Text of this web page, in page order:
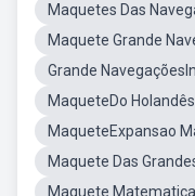
Maquetes Das
Maquete Grande
Grande
MaqueteDo
MaqueteExpansao
Maquete Das
Maquete